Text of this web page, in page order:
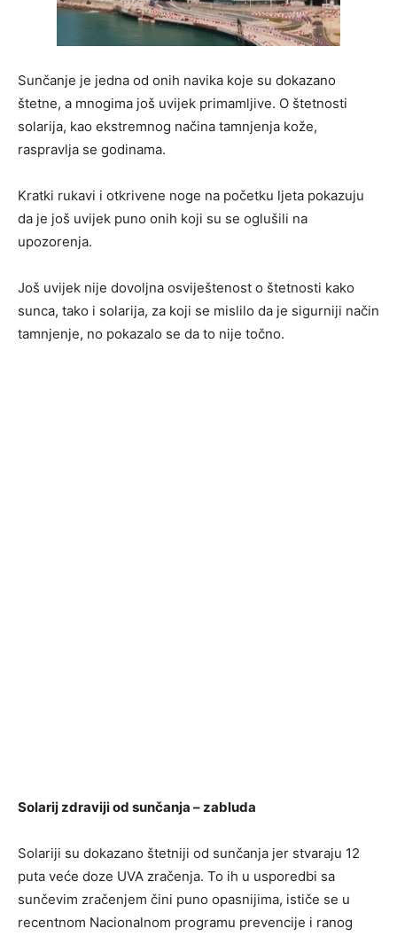
Sunčanje je jedna od onih navika koje su dokazano
štetne, a mnogima još uvijek primamljive. O štetnosti
solarija, kao ekstremnog načina tamnjenja kože,
raspravlja se godinama.
Kratki rukavi i otkrivene noge na početku ljeta pokazuju
da je još uvijek puno onih koji su se oglušili na
upozorenja.
Još uvijek nije dovoljna osviještenost o štetnosti kako
sunca, tako i solarija, za koji se mislilo da je sigurniji način
tamnjenje, no pokazalo se da to nije točno.
Solarij zdraviji od sunčanja – zabluda
Solariji su dokazano štetniji od sunčanja jer stvaraju 12
puta veće doze UVA zračenja. To ih u usporedbi sa
sunčevim zračenjem čini puno opasnijima, ističe se u
recentnom Nacionalnom programu prevencije i ranog